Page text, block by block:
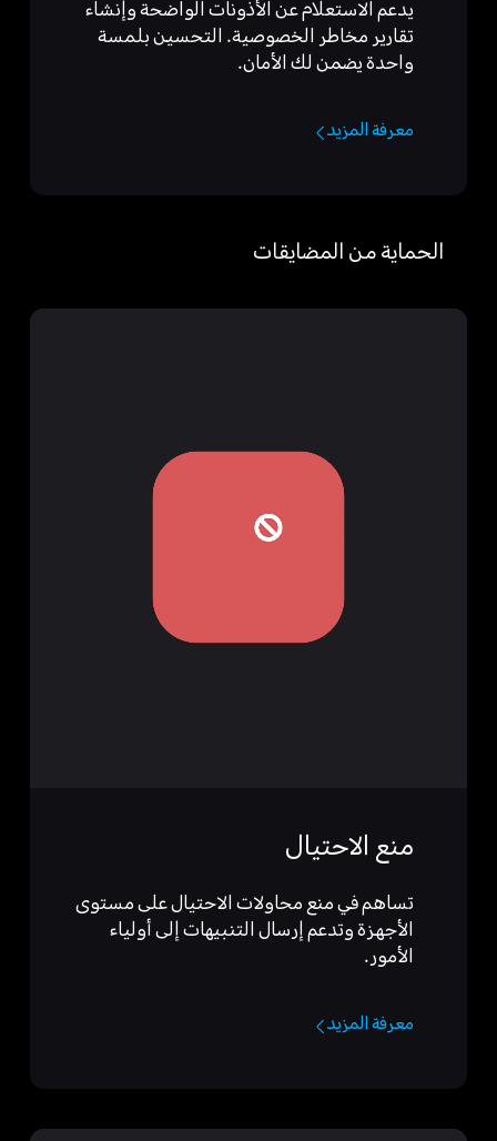
يدعم الاستعلام عن الأذونات الواضحة وإنشاء
تقارير مخاطر الخصوصية. التحسين بلمسة
واحدة يضمن لك الأمان.
معرفة المزيد
الحماية من المضايقات
منع الاحتيال
تساهم في منع محاولات الاحتيال على مستوى
الأجهزة وتدعم إرسال التنبيهات إلى أولياء
الأمور.
معرفة المزيد